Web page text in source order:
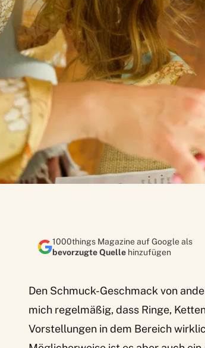
1000things Magazine auf Google als
bevorzugte Quelle hinzufügen
Den Schmuck-Geschmack von
mich regelmäßig, dass Ringe,
Vorstellungen in dem Bereich